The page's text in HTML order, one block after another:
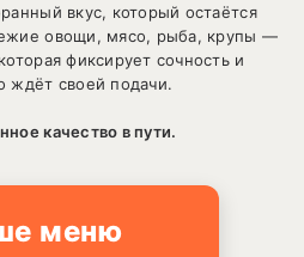
вкус, который остаётся
овощи, мясо, рыба, крупы —
фиксирует сочность и
ждёт своей подачи.
качество в пути.
меню